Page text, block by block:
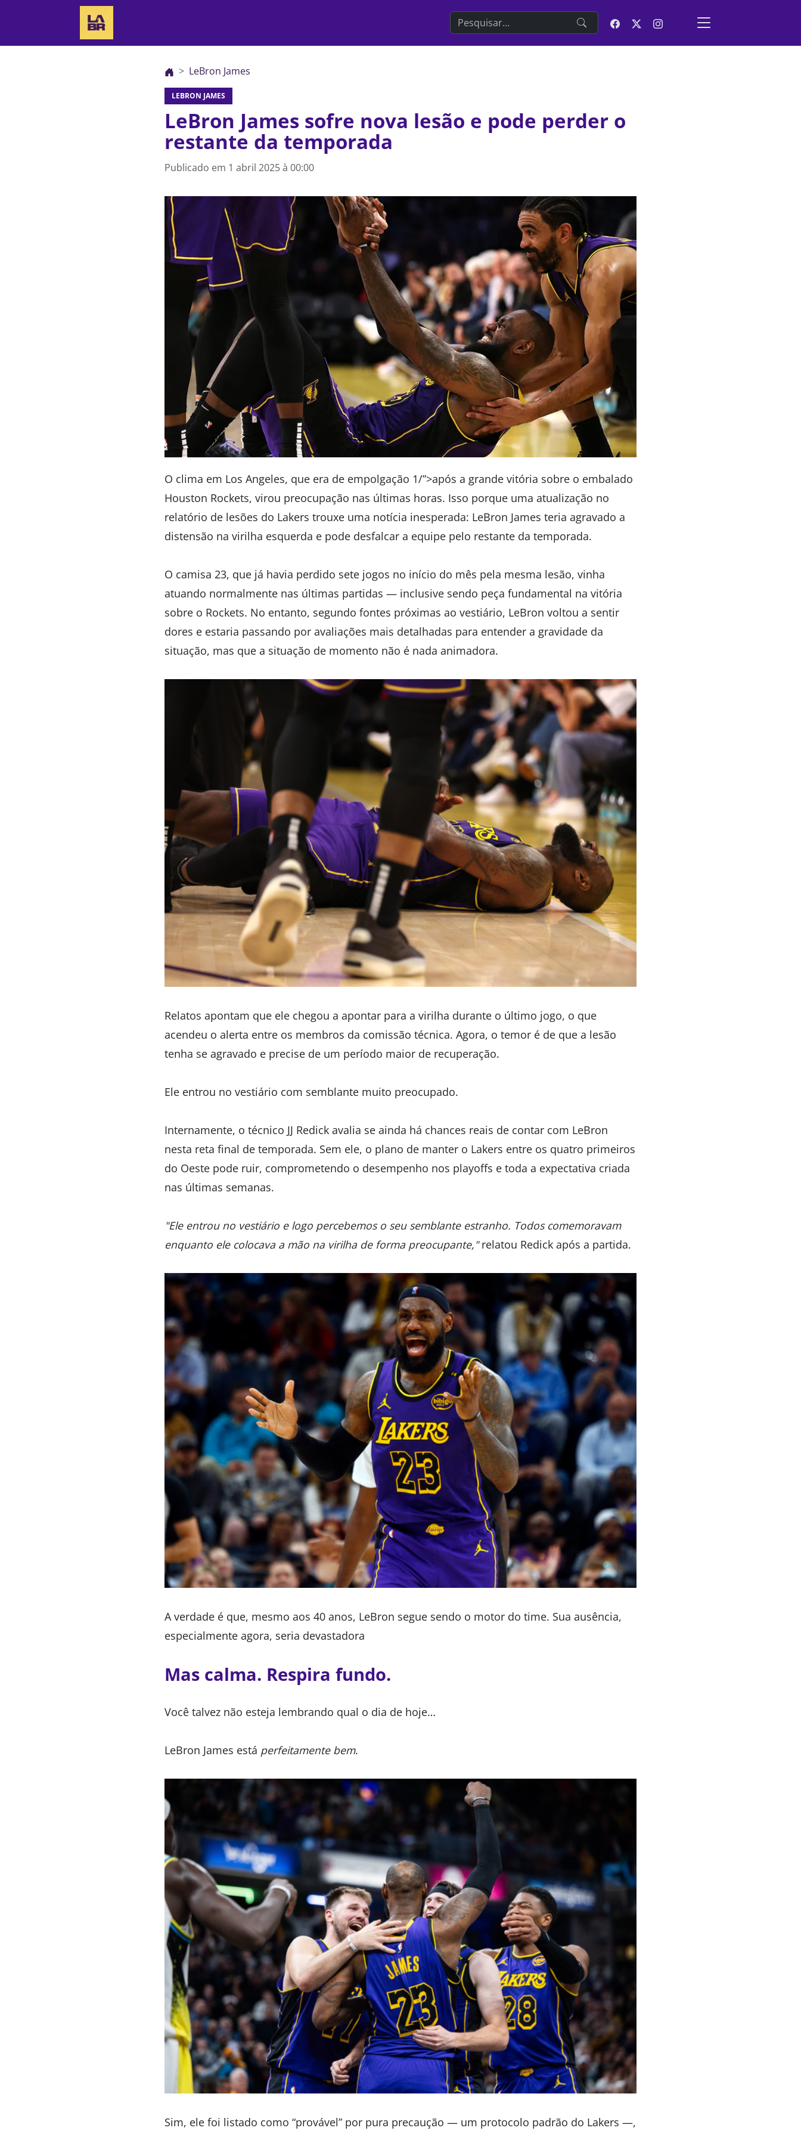
Search the website
LeBron James
LEBRON JAMES
LeBron James sofre nova lesão e pode perder o
restante da temporada
Publicado em 1 abril 2025 à 00:00
O clima em Los Angeles, que era de empolgação 1/”>após a grande vitória sobre o embalado
Houston Rockets, virou preocupação nas últimas horas. Isso porque uma atualização no
relatório de lesões do Lakers trouxe uma notícia inesperada: LeBron James teria agravado a
distensão na virilha esquerda e pode desfalcar a equipe pelo restante da temporada.
O camisa 23, que já havia perdido sete jogos no início do mês pela mesma lesão, vinha
atuando normalmente nas últimas partidas — inclusive sendo peça fundamental na vitória
sobre o Rockets. No entanto, segundo fontes próximas ao vestiário, LeBron voltou a sentir
dores e estaria passando por avaliações mais detalhadas para entender a gravidade da
situação, mas que a situação de momento não é nada animadora.
Relatos apontam que ele chegou a apontar para a virilha durante o último jogo, o que
acendeu o alerta entre os membros da comissão técnica. Agora, o temor é de que a lesão
tenha se agravado e precise de um período maior de recuperação.
Ele entrou no vestiário com semblante muito preocupado.
Internamente, o técnico JJ Redick avalia se ainda há chances reais de contar com LeBron
nesta reta final de temporada. Sem ele, o plano de manter o Lakers entre os quatro primeiros
do Oeste pode ruir, comprometendo o desempenho nos playoffs e toda a expectativa criada
nas últimas semanas.
"Ele entrou no vestiário e logo percebemos o seu semblante estranho. Todos comemoravam
enquanto ele colocava a mão na virilha de forma preocupante,"relatou Redick após a partida.
A verdade é que, mesmo aos 40 anos, LeBron segue sendo o motor do time. Sua ausência,
especialmente agora, seria devastadora
Mas calma. Respira fundo.
Você talvez não esteja lembrando qual o dia de hoje…
LeBron James está perfeitamente bem.
Sim, ele foi listado como “provável” por pura precaução — um protocolo padrão do Lakers —,